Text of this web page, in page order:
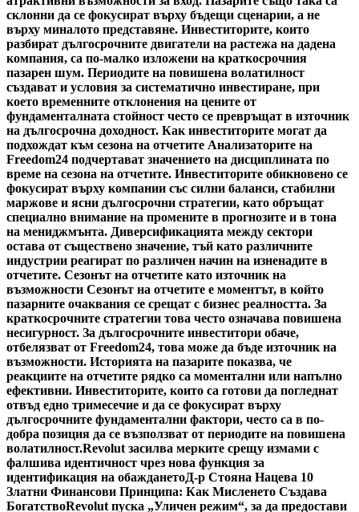
склонни да се фокусират върху бъдещи сценарии, а не
върху миналото представяне. Инвеститорите, които
разбират дългосрочните двигатели на растежа на дадена
компания, са по-малко изложени на краткосрочния
пазарен шум. Периодите на повишена волатилност
създават и условия за систематично инвестиране, при
което временните отклонения на цените от
фундаменталната стойност често се превръщат в източник
на дългосрочна доходност. Как инвеститорите могат да
подхождат към сезона на отчетите Анализаторите на
Freedom24 подчертават значението на дисциплината по
време на сезона на отчетите. Инвеститорите обикновено се
фокусират върху компании със силни баланси, стабилни
маржове и ясни дългосрочни стратегии, като обръщат
специално внимание на промените в прогнозите и в тона
на мениджмънта. Диверсификацията между сектори
остава от съществено значение, тъй като различните
индустрии реагират по различен начин на изненадите в
отчетите. Сезонът на отчетите като източник на
възможности Сезонът на отчетите е моментът, в който
пазарните очаквания се срещат с бизнес реалността. За
краткосрочните стратегии това често означава повишена
несигурност. За дългосрочните инвеститори обаче,
отбелязват от Freedom24, това може да бъде източник на
възможности. Историята на пазарите показва, че
реакциите на отчетите рядко са моментални или напълно
ефективни. Инвеститорите, които са готови да погледнат
отвъд едно тримесечие и да се фокусират върху
дългосрочните фундаментални фактори, често са в по-
добра позиция да се възползват от периодите на повишена
волатилност.Revolut засилва мерките срещу измами с
фалшива идентичност чрез нова функция за
идентификация на обажданетоД-р Стояна Нацева 10
Златни Финансови Принципа: Как Мисленето Създава
БогатствоRevolut пуска „Уличен режим“, за да предостави